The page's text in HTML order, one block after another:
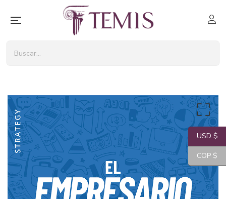
USD $
COP $